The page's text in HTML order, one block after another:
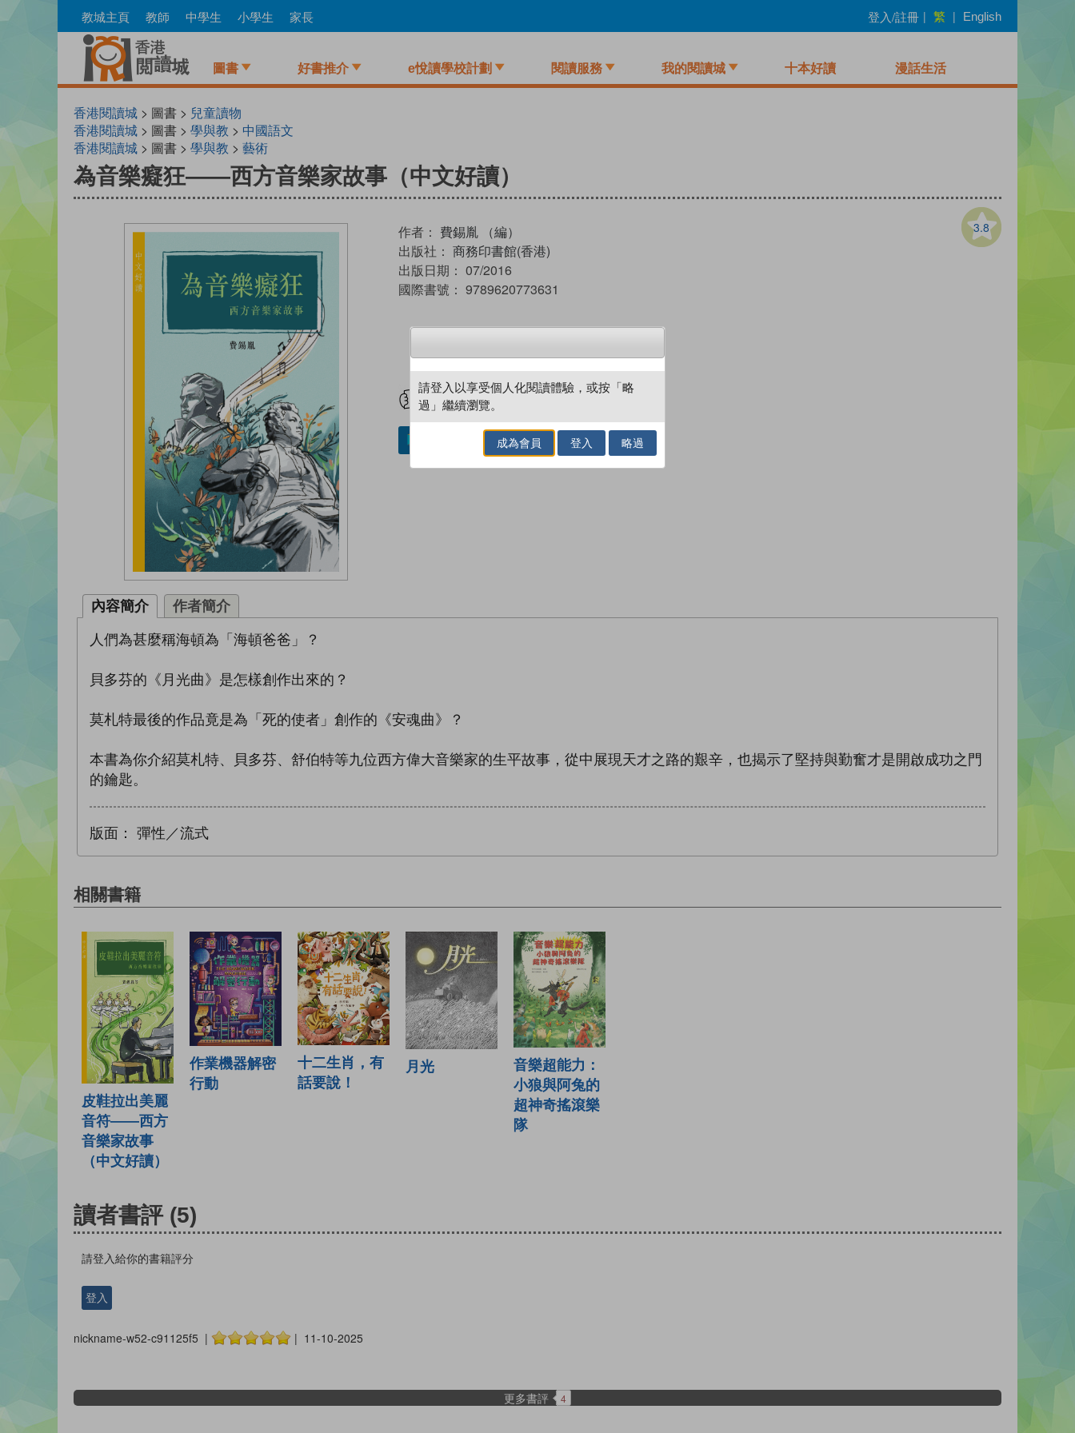
to
教城主頁 教師 中學生 小學生 家長 登入/註冊 | 繁 | English
圖書 好書推介 e悅讀學校計劃 閱讀服務 我的閱讀城 十本好讀 漫話生活
香港閱讀城 > 圖書 > 兒童讀物
香港閱讀城 > 圖書 > 學與教 > 中國語文
香港閱讀城 > 圖書 > 學與教 > 藝術
為音樂癡狂——西方音樂家故事（中文好讀）
3.8
作者： 費錫胤 （編）
出版社： 商務印書館(香港)
出版日期： 07/2016
國際書號： 9789620773631
試閲 加入閱讀紀錄
加入／閱讀電子書
內容簡介 作者簡介
人們為甚麼稱海頓為「海頓爸爸」？
貝多芬的《月光曲》是怎樣創作出來的？
莫札特最後的作品竟是為「死的使者」創作的《安魂曲》？
本書為你介紹莫札特、貝多芬、舒伯特等九位西方偉大音樂家的生平故事，從中展現天才之路的艱辛，也揭示了堅持與勤奮才是開啟成功之門
的鑰匙。
版面： 彈性／流式
相關書籍
皮鞋拉出美麗
音符——西方
音樂家故事
（中文好讀）
作業機器解密
行動
十二生肖，有
話要說！
月光
音樂超能力：
小狼與阿兔的
超神奇搖滾樂
隊
讀者書評 (5)
請登入給你的書籍評分
登入
nickname-w52-c91125f5 | | 11-10-2025
更多書評 4
請登入以享受個人化閱讀體驗，或按「略
過」繼續瀏覽。
成為會員 登入 略過